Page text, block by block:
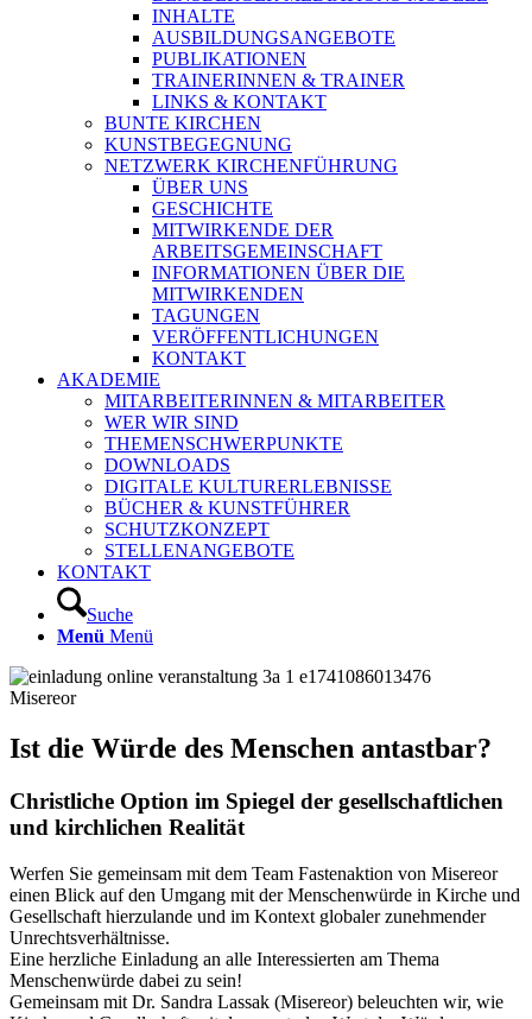
INHALTE
AUSBILDUNGSANGEBOTE
PUBLIKATIONEN
TRAINERINNEN & TRAINER
LINKS & KONTAKT
BUNTE KIRCHEN
KUNSTBEGEGNUNG
NETZWERK KIRCHENFÜHRUNG
ÜBER UNS
GESCHICHTE
MITWIRKENDE DER
ARBEITSGEMEINSCHAFT
INFORMATIONEN ÜBER DIE
MITWIRKENDEN
TAGUNGEN
VERÖFFENTLICHUNGEN
KONTAKT
AKADEMIE
MITARBEITERINNEN & MITARBEITER
WER WIR SIND
THEMENSCHWERPUNKTE
DOWNLOADS
DIGITALE KULTURERLEBNISSE
BÜCHER & KUNSTFÜHRER
SCHUTZKONZEPT
STELLENANGEBOTE
KONTAKT
Suche
Menü Menü
Misereor
Ist die Würde des Menschen antastbar?
Christliche Option im Spiegel der gesellschaftlichen
und kirchlichen Realität
Werfen Sie gemeinsam mit dem Team Fastenaktion von Misereor
einen Blick auf den Umgang mit der Menschenwürde in Kirche und
Gesellschaft hierzulande und im Kontext globaler zunehmender
Unrechtsverhältnisse.
Eine herzliche Einladung an alle Interessierten am Thema
Menschenwürde dabei zu sein!
Gemeinsam mit Dr. Sandra Lassak (Misereor) beleuchten wir, wie